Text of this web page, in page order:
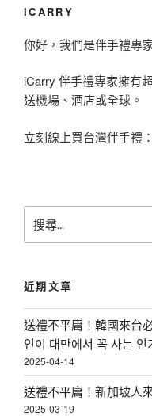
蜂
主
-
蜜
〉
ICARRY
你好，我們是伴手禮專
iCarry 伴手禮專家擁有
送機場、酒店或全球。
立刻線上買台灣伴手禮：
尋
字
:
近期文章
送禮不平庸！韓國來台
인이 대만에서 꼭 사는
2025-04-14
送禮不平庸！新加坡人
2025-03-19